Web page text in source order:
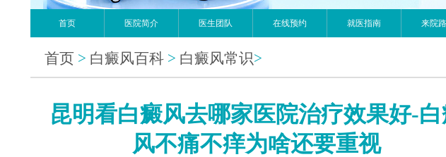
首页 医院简介 医生团队 在线预约 就医指南 来院
首页 > 白癜风百科 > 白癜风常识>
昆明看白癜风去哪家医院治疗效果好-
风不痛不痒为啥还要重视